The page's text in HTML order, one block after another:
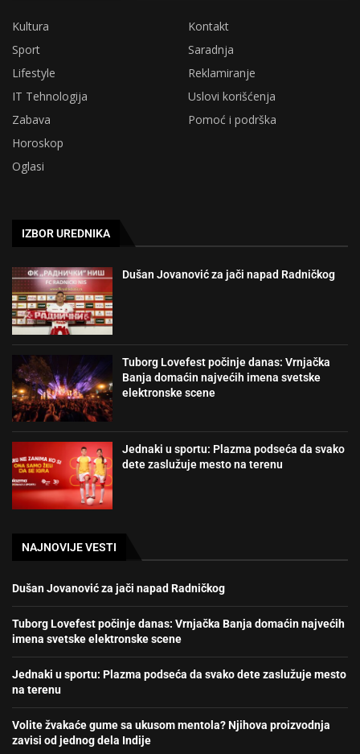
Kultura
Kontakt
Sport
Saradnja
Lifestyle
Reklamiranje
IT Tehnologija
Uslovi korišćenja
Zabava
Pomoć i podrška
Horoskop
Oglasi
IZBOR UREDNIKA
Dušan Jovanović za jači napad Radničkog
Tuborg Lovefest počinje danas: Vrnjačka
Banja domaćin najvećih imena svetske
elektronske scene
Jednaki u sportu: Plazma podseća da svako
dete zaslužuje mesto na terenu
NAJNOVIJE VESTI
Dušan Jovanović za jači napad Radničkog
Tuborg Lovefest počinje danas: Vrnjačka Banja domaćin najvećih
imena svetske elektronske scene
Jednaki u sportu: Plazma podseća da svako dete zaslužuje mesto
na terenu
Volite žvakaće gume sa ukusom mentola? Njihova proizvodnja
zavisi od jednog dela Indije